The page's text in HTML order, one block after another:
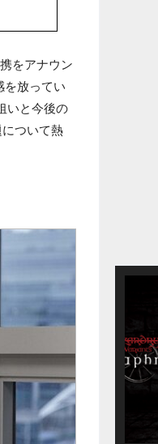
をアナウン
を放ってい
いと今後の
ついて熱